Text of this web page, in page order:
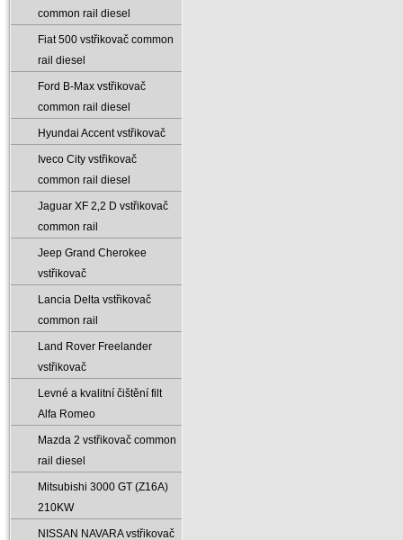
common rail diesel
Fiat 500 vstřikovač common
rail diesel
Ford B-Max vstřikovač
common rail diesel
Hyundai Accent vstřikovač
Iveco City vstřikovač
common rail diesel
Jaguar XF 2‚2 D vstřikovač
common rail
Jeep Grand Cherokee
vstřikovač
Lancia Delta vstřikovač
common rail
Land Rover Freelander
vstřikovač
Levné a kvalitní čištění filt
Alfa Romeo
Mazda 2 vstřikovač common
rail diesel
Mitsubishi 3000 GT (Z16A)
210KW
NISSAN NAVARA vstřikovač